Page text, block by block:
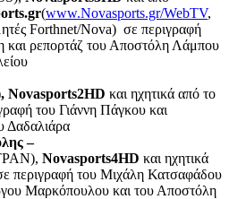
.gr(www.Novasports.gr/WebTV,
Forthnet/Nova) σε περιγραφή
και ρεπορτάζ του Αποστόλη Λάμπου
, Novasports2HD και ηχητικά από το
του Γιάννη Πάγκου και
Δαδαλιάρα
–
Novasports4HD και ηχητικά
περιγραφή του Μιχάλη Κατσαφάδου
Μαρκόπουλου και του Αποστόλη